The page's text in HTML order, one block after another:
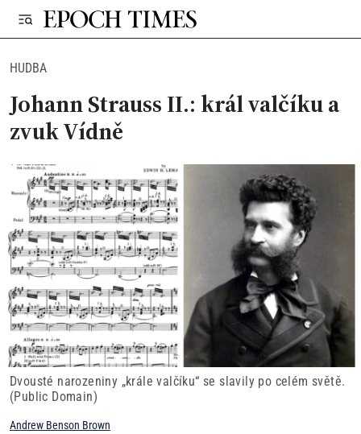
HUDBA
Johann Strauss II.: král valčíku a
zvuk Vídně
Dvousté narozeniny „krále valčíku“ se slavily po celém světě.
(Public Domain)
Andrew Benson Brown